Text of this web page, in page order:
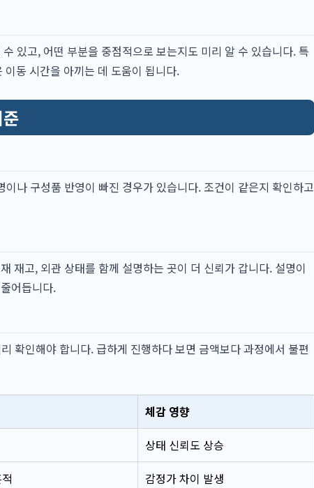
있고, 어떤 부분을 중점적으로 보는지도 미리 알 수 있습니다. 특
동 시간을 아끼는 데 도움이 됩니다.
나 구성품 반영이 빠진 경우가 있습니다. 조건이 같은지 확인하고
재고, 외관 상태를 함께 설명하는 곳이 더 신뢰가 갑니다. 설명이
어듭니다.
확인해야 합니다. 급하게 진행하다 보면 금액보다 과정에서 불편
체감 영향
상태 신뢰도 상승
감정가 차이 발생